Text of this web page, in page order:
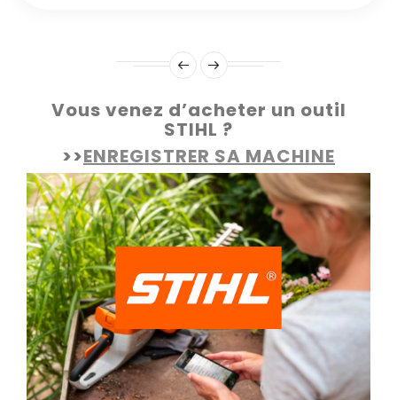
Vous venez d’acheter un outil
STIHL ?
>>ENREGISTRER SA MACHINE